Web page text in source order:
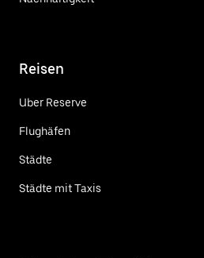
Reisen
Uber Reserve
Flughäfen
Städte
Städte mit Taxis